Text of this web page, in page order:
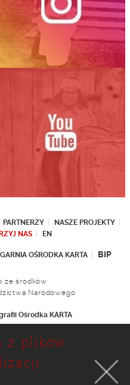
PARTNERZY
NASZE PROJEKTY
NAS EN
OŚRODKA KARTA BIP
ze środków
Narodowego
Ośrodka KARTA
29
36 90
z plików